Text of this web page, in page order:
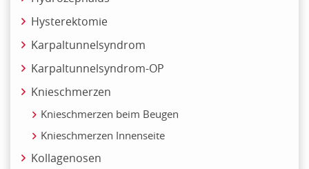
Hysterektomie
Karpaltunnelsyndrom
Karpaltunnelsyndrom-OP
Knieschmerzen
Knieschmerzen beim Beugen
Knieschmerzen Innenseite
Kollagenosen